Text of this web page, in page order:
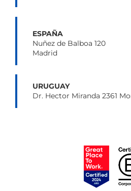
ESPAÑA
Nuñez de Balboa 120
Madrid
URUGUAY
Dr. Hector Miranda 2361